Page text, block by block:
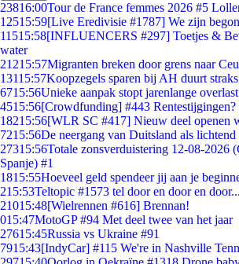
23816:00Tour de France femmes 2026 #5
12515:59[Live Eredivisie #1787] We zijn
11515:58[INFLUENCERS #297] Toetjes &
water
21215:57Migranten breken door grens naar
13115:57Koopzegels sparen bij AH duurt
6715:56Unieke aanpak stopt jarenlange
4515:56[Crowdfunding] #443 Rentestijgingen?
18215:56[WLR SC #417] Nieuw deel openen
7215:56De neergang van Duitsland als
27315:56Totale zonsverduistering 12-08-2026
Spanje) #1
1815:55Hoeveel geld spendeer jij aan je
215:53Teltopic #1573 tel door en door en
21015:48[Wielrennen #616] Brennan!
015:47MotoGP #94 Met deel twee van het jaar
27615:45Russia vs Ukraine #91
7915:43[IndyCar] #115 We're in Nashville